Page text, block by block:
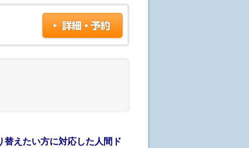
なります。予約はまだ確定しておりませ
に沿えない場合もございますので御了承
替えたい方に対応した人間ド